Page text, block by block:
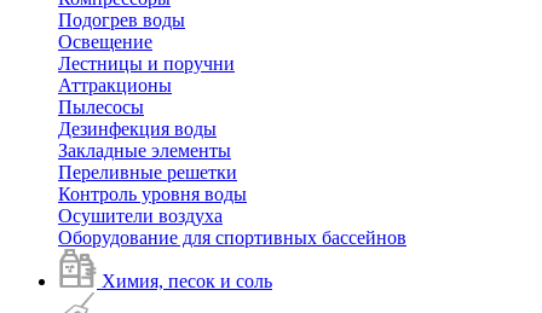
Подогрев воды
Освещение
Лестницы и поручни
Аттракционы
Пылесосы
Дезинфекция воды
Закладные элементы
Переливные решетки
Контроль уровня воды
Осушители воздуха
Оборудование для спортивных бассейнов
Химия, песок и соль